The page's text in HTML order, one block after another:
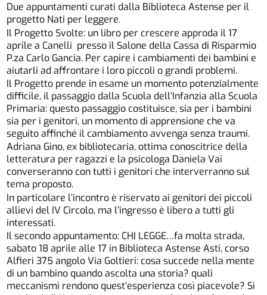
Due appuntamenti curati dalla Biblioteca Astense per il
progetto Nati per leggere.
Il Progetto Svolte: un libro per crescere approda il 17
aprile a Canelli presso il Salone della Cassa di Risparmio
P.za Carlo Gancia. Per capire i cambiamenti dei bambini e
aiutarli ad affrontare i loro piccoli o grandi problemi.
Il Progetto prende in esame un momento potenzialmente
difficile, il passaggio dalla Scuola dell’Infanzia alla Scuola
Primaria: questo passaggio costituisce, sia per i bambini
sia per i genitori, un momento di apprensione che va
seguito affinché il cambiamento avvenga senza traumi.
Adriana Gino, ex bibliotecaria, ottima conoscitrice della
letteratura per ragazzi e la psicologa Daniela Vai
converseranno con tutti i genitori che interverranno sul
tema proposto.
In particolare l’incontro è riservato ai genitori dei piccoli
allievi del IV Circolo, ma l’ingresso è libero a tutti gli
interessati.
Il secondo appuntamento: CHI LEGGE…fa molta strada,
sabato 18 aprile alle 17 in Biblioteca Astense Asti, corso
Alfieri 375 angolo Via Goltieri: cosa succede nella mente
di un bambino quando ascolta una storia? quali
meccanismi rendono quest’esperienza così piacevole? Si